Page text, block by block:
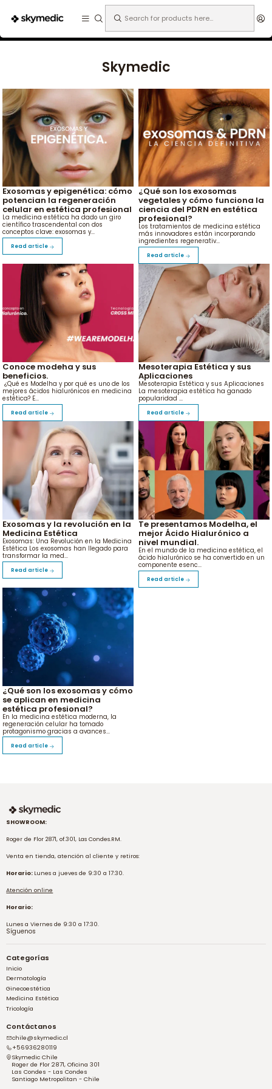
Home Skymedic
Skymedic
Exosomas y epigenética: cómo
potencian la regeneración
celular en estética profesional
La medicina estética ha dado un giro
científico trascendental con dos
conceptos clave: exosomas y...
Read article
¿Qué son los exosomas
vegetales y cómo funciona la
ciencia del PDRN en estética
profesional?
Los tratamientos de medicina estética
más innovadores están incorporando
ingredientes regenerativ...
Read article
Conoce modeha y sus
beneficios.
¿Qué es Modelha y por qué es uno de los
mejores ácidos hialurónicos en medicina
estética? E...
Read article
Mesoterapia Estética y sus
Aplicaciones
Mesoterapia Estética y sus Aplicaciones
La mesoterapia estética ha ganado
popularidad ...
Read article
Exosomas y la revolución en la
Medicina Estética
Exosomas: Una Revolución en la Medicina
Estética Los exosomas han llegado para
transformar la med...
Read article
Te presentamos Modelha, el
mejor Ácido Hialurónico a
nivel mundial.
En el mundo de la medicina estética, el
ácido hialurónico se ha convertido en un
componente esenc...
Read article
¿Qué son los exosomas y cómo
se aplican en medicina
estética profesional?
En la medicina estética moderna, la
regeneración celular ha tomado
protagonismo gracias a avances...
Read article
SHOWROOM:
Roger de Flor 2871, of.301, Las Condes.RM.
Venta en tienda, atención al cliente y retiros:
Horario: Lunes a jueves de 9:30 a 17:30.
Atención online
Horario:
Lunes a Viernes de 9:30 a 17:30.
Síguenos
Categorías
Inicio
Dermatología
Ginecoestética
Medicina Estética
Tricología
Contáctanos
chile@skymedic.cl
+56936280119
Skymedic Chile
Roger de Flor 2871, Oficina 301
Las Condes - Las Condes
Santiago Metropolitan - Chile